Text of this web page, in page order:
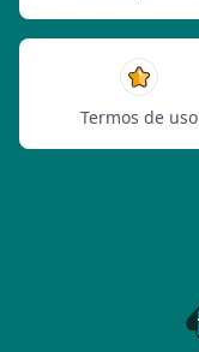
Termos de uso